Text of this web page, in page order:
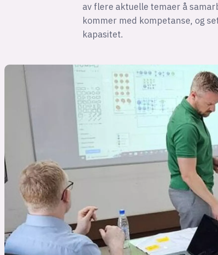
av flere aktuelle temaer å
kommer med kompetanse, og
kapasitet.